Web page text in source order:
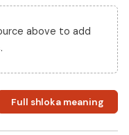
above to add
Full shloka meaning